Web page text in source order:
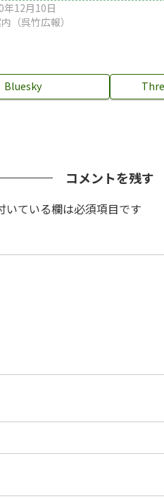
年12月10日
（呉竹広報）
Bluesky
コメントを残す
いている欄は必須項目です